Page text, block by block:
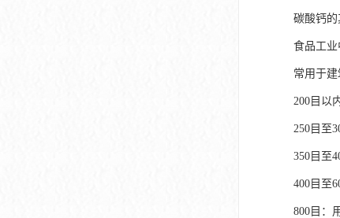
碳酸钙的
食品工业
常用于建
200目以
250目至
350目至
400目至
800目：